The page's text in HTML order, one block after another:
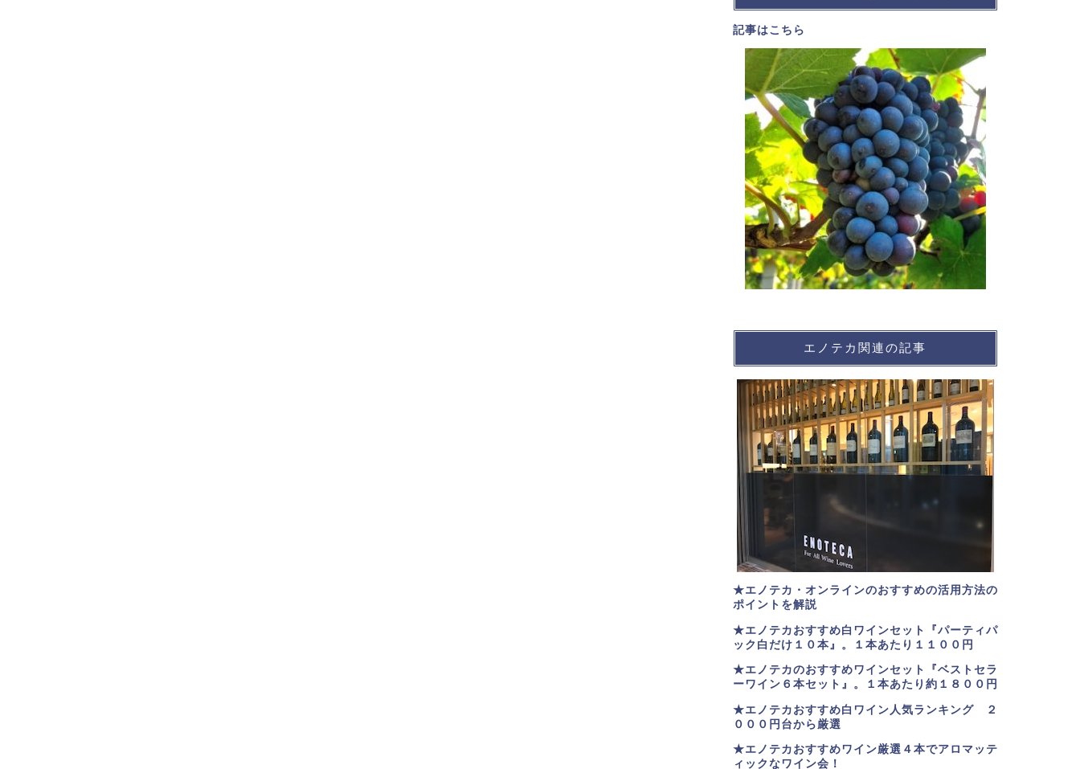
記事はこちら
エノテカ関連の記事
★エノテカ・オンラインのおすすめの活用方法の
ポイントを解説
★エノテカおすすめ白ワインセット『パーティパ
ック白だけ１０本』。１本あたり１１００円
★エノテカのおすすめワインセット『ベストセラ
ーワイン６本セット』。
１本あたり約１８００円
★エノテカおすすめ白ワイン人気ランキング ２
０００円台から厳選
★エノテカおすすめワイン厳選４本でアロマッテ
ィックなワイン会！